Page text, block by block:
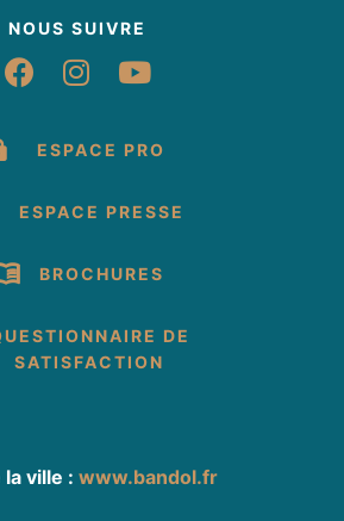
NOUS SUIVRE
Suivez-nous sur
Suivez-nous sur
Suivez-nous
ESPACE PRO
ESPACE PRESSE
BROCHURES
DE
SATISFACTION
la ville : www.bandol.fr